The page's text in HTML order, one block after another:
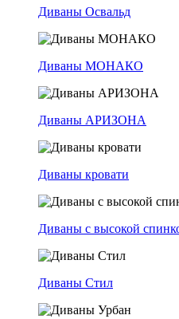
Диваны Освальд
Диваны МОНАКО
Диваны АРИЗОНА
Диваны кровати
Диваны с высокой
Диваны Стил